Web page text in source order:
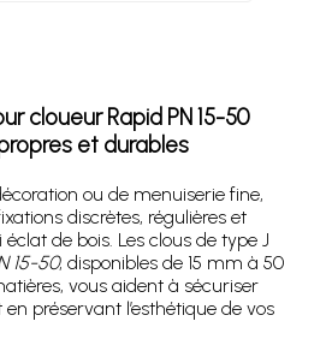
cloueur Rapid PN 15-50
et durables
ou de menuiserie fine,
discrètes, régulières et
de bois. Les clous de type J
15-50, disponibles de 15 mm à 50
vous aident à sécuriser
préservant l’esthétique de vos